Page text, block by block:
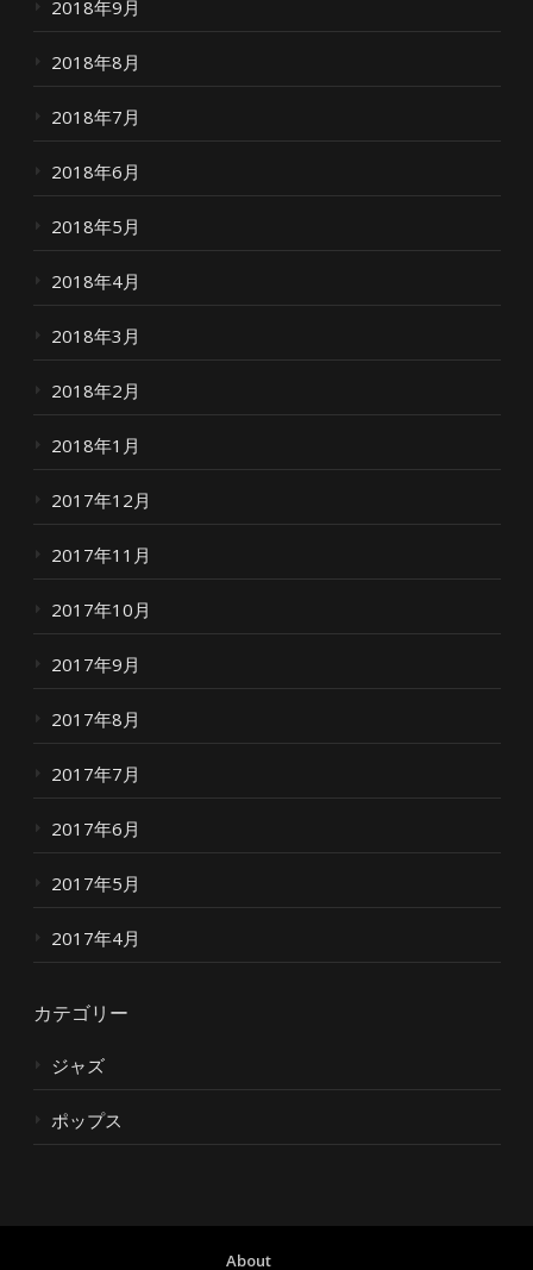
2018年9月
2018年8月
2018年7月
2018年6月
2018年5月
2018年4月
2018年3月
2018年2月
2018年1月
2017年12月
2017年11月
2017年10月
2017年9月
2017年8月
2017年7月
2017年6月
2017年5月
2017年4月
カテゴリー
ジャズ
ポップス
About